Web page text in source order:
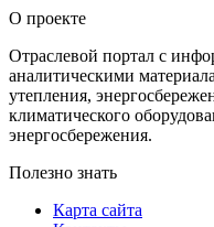
О проекте
Отраслевой портал с
аналитическими
утепления,
климатического
энергосбережения.
Полезно знать
Карта сайта